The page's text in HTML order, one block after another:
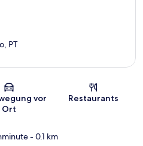
Karte
PT
vor
Ort
Restaurants
- 0.1 km